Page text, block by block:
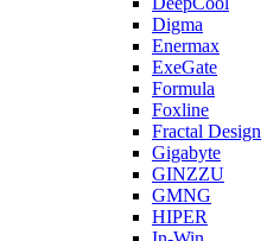
Digma
Enermax
ExeGate
Formula
Foxline
Fractal Design
Gigabyte
GINZZU
GMNG
HIPER